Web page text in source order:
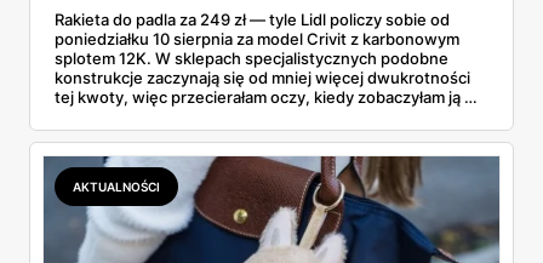
Rakieta do padla za 249 zł — tyle Lidl policzy sobie od
poniedziałku 10 sierpnia za model Crivit z karbonowym
splotem 12K. W sklepach specjalistycznych podobne
konstrukcje zaczynają się od mniej więcej dwukrotności
tej kwoty, więc przecierałam oczy, kiedy zobaczyłam ją w
najszybciej rosnący sport w Polsce: kortów przybywa
lawinowo, a chętnych jeszcze szybciej. Sprawdziłam, co
dokładnie dostajemy za te pieniądze i komu taka rakieta
faktycznie wystarczy.
AKTUALNOŚCI